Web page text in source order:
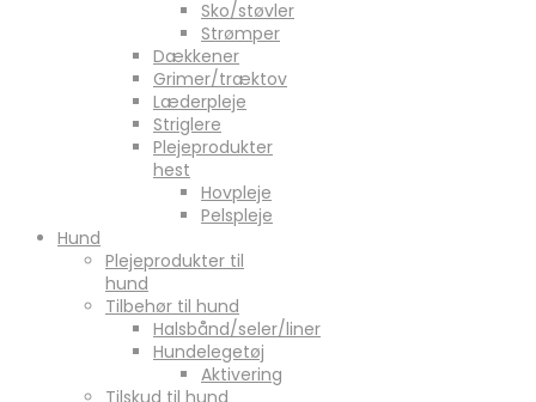
Sko/støvler
Strømper
Dækkener
Grimer/træktov
Læderpleje
Striglere
Plejeprodukter
hest
Hovpleje
Pelspleje
Hund
Plejeprodukter til
hund
Tilbehør til hund
Halsbånd/seler/liner
Hundelegetøj
Aktivering